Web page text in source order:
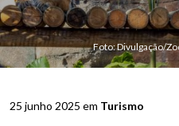
Foto: Divulgação/
25 junho 2025 em Turismo